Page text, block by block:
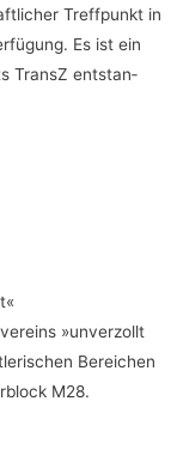
Treff­punkt in
Es ist ein
Tran­sZ ent­stan­
»unver­zollt
Berei­chen
M28.